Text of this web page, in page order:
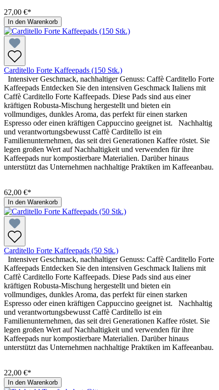
27,00 €*
In den Warenkorb
Carditello Forte Kaffeepads (150 Stk.)
Intensiver Geschmack, nachhaltiger Genuss: Caffè Carditello Forte
Kaffeepads Entdecken Sie den intensiven Geschmack Italiens mit
Caffè Carditello Forte Kaffeepads. Diese Pads sind aus einer
kräftigen Robusta-Mischung hergestellt und bieten ein
vollmundiges, dunkles Aroma, das perfekt für einen starken
Espresso oder einen kräftigen Cappuccino geeignet ist. Nachhaltig
und verantwortungsbewusst Caffè Carditello ist ein
Familienunternehmen, das seit drei Generationen Kaffee röstet. Sie
legen großen Wert auf Nachhaltigkeit und verwenden für ihre
Kaffeepads nur kompostierbare Materialien. Darüber hinaus
unterstützt das Unternehmen nachhaltige Praktiken im Kaffeeanbau.
62,00 €*
In den Warenkorb
Carditello Forte Kaffeepads (50 Stk.)
Intensiver Geschmack, nachhaltiger Genuss: Caffè Carditello Forte
Kaffeepads Entdecken Sie den intensiven Geschmack Italiens mit
Caffè Carditello Forte Kaffeepads. Diese Pads sind aus einer
kräftigen Robusta-Mischung hergestellt und bieten ein
vollmundiges, dunkles Aroma, das perfekt für einen starken
Espresso oder einen kräftigen Cappuccino geeignet ist. Nachhaltig
und verantwortungsbewusst Caffè Carditello ist ein
Familienunternehmen, das seit drei Generationen Kaffee röstet. Sie
legen großen Wert auf Nachhaltigkeit und verwenden für ihre
Kaffeepads nur kompostierbare Materialien. Darüber hinaus
unterstützt das Unternehmen nachhaltige Praktiken im Kaffeeanbau.
22,00 €*
In den Warenkorb